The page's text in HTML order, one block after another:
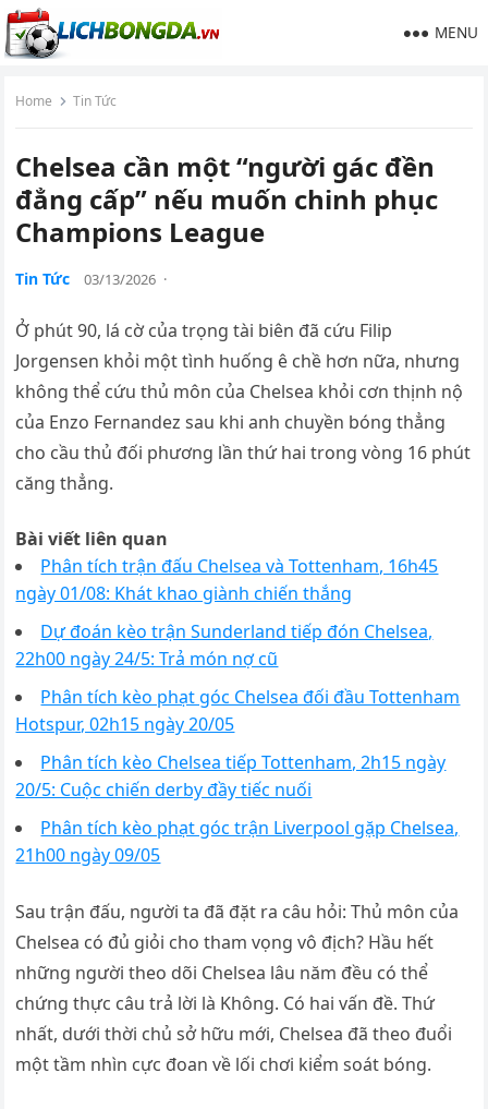
MENU
Home Tin Tức
Chelsea cần một “người gác đền
đẳng cấp” nếu muốn chinh phục
Champions League
Tin Tức 03/13/2026 ·
Ở phút 90, lá cờ của trọng tài biên đã cứu Filip
Jorgensen khỏi một tình huống ê chề hơn nữa, nhưng
không thể cứu thủ môn của Chelsea khỏi cơn thịnh nộ
của Enzo Fernandez sau khi anh chuyền bóng thẳng
cho cầu thủ đối phương lần thứ hai trong vòng 16 phút
căng thẳng.
Bài viết liên quan
Phân tích trận đấu Chelsea và Tottenham, 16h45
ngày 01/08: Khát khao giành chiến thắng
Dự đoán kèo trận Sunderland tiếp đón Chelsea,
22h00 ngày 24/5: Trả món nợ cũ
Phân tích kèo phạt góc Chelsea đối đầu Tottenham
Hotspur, 02h15 ngày 20/05
Phân tích kèo Chelsea tiếp Tottenham, 2h15 ngày
20/5: Cuộc chiến derby đầy tiếc nuối
Phân tích kèo phạt góc trận Liverpool gặp Chelsea,
21h00 ngày 09/05
Sau trận đấu, người ta đã đặt ra câu hỏi: Thủ môn của
Chelsea có đủ giỏi cho tham vọng vô địch? Hầu hết
những người theo dõi Chelsea lâu năm đều có thể
chứng thực câu trả lời là Không. Có hai vấn đề. Thứ
nhất, dưới thời chủ sở hữu mới, Chelsea đã theo đuổi
một tầm nhìn cực đoan về lối chơi kiểm soát bóng.